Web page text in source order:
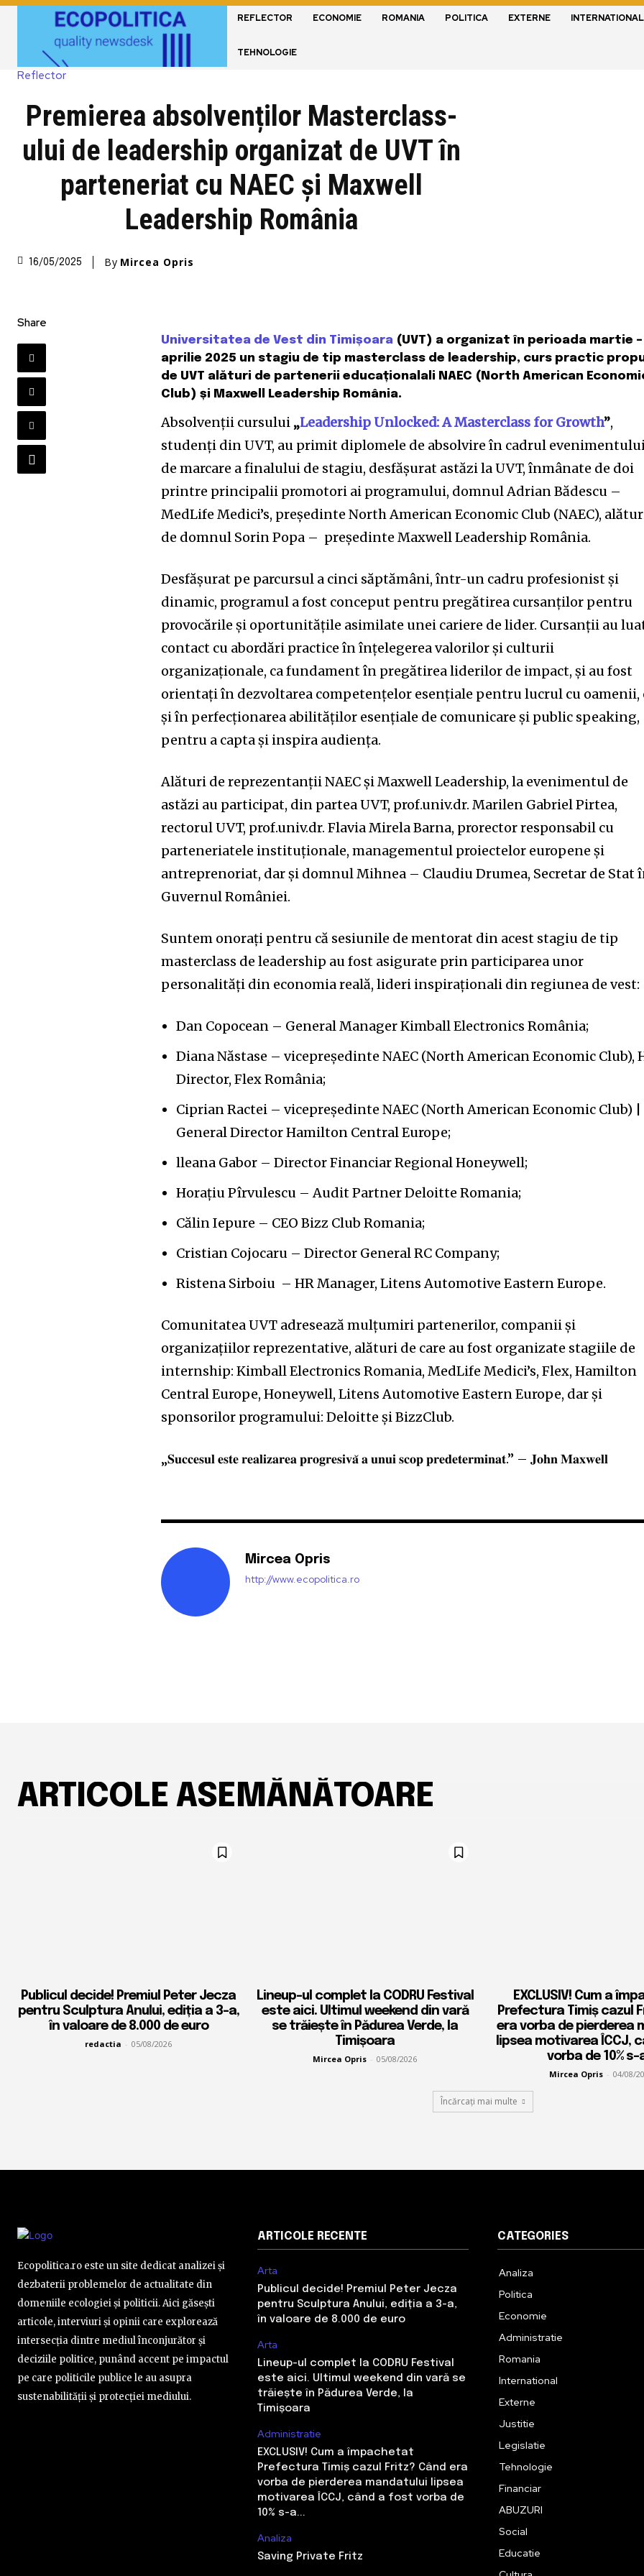
REFLECTOR ECONOMIE ROMANIA POLITICA EXTERNE INTERNATIONAL
TEHNOLOGIE
Reflector
Premierea absolvenților Masterclass-
ului de leadership organizat de UVT în
parteneriat cu NAEC și Maxwell
Leadership România
16/05/2025 By Mircea Opris
Share
Universitatea de Vest din Timișoara (UVT) a organizat în perioada martie –
aprilie 2025 un stagiu de tip masterclass de leadership, curs practic
de UVT alături de partenerii educaționalali NAEC (North American
Club) și Maxwell Leadership România.
Absolvenții cursului „Leadership Unlocked: A Masterclass for Growth”,
studenți din UVT, au primit diplomele de absolvire în cadrul
de marcare a finalului de stagiu, desfășurat astăzi la UVT, înmânate de doi
printre principalii promotori ai programului, domnul Adrian Bădescu –
MedLife Medici’s, președinte North American Economic Club (NAEC),
de domnul Sorin Popa – președinte Maxwell Leadership România.
Desfășurat pe parcursul a cinci săptămâni, într-un cadru profesionist și
dinamic, programul a fost conceput pentru pregătirea cursanților pentru
provocările și oportunitățile asimilate unei cariere de lider. Cursanții au
contact cu abordări practice în înțelegerea valorilor și culturii
organizaționale, ca fundament în pregătirea liderilor de impact, și au fost
orientați în dezvoltarea competențelor esențiale pentru lucrul cu oamenii,
și în perfecționarea abilităților esențiale de comunicare și public speaking,
pentru a capta și inspira audiența.
Alături de reprezentanții NAEC și Maxwell Leadership, la evenimentul de
astăzi au participat, din partea UVT, prof.univ.dr. Marilen Gabriel Pirtea,
rectorul UVT, prof.univ.dr. Flavia Mirela Barna, prorector responsabil cu
parteneriatele instituţionale, managementul proiectelor europene și
antreprenoriat, dar și domnul Mihnea – Claudiu Drumea, Secretar de Stat
Guvernul României.
Suntem onorați pentru că sesiunile de mentorat din acest stagiu de tip
masterclass de leadership au fost asigurate prin participarea unor
personalități din economia reală, lideri inspiraționali din regiunea de vest:
Dan Copocean – General Manager Kimball Electronics România;
Diana Năstase – vicepreședinte NAEC (North American Economic Club),
Director, Flex România;
Ciprian Ractei – vicepreședinte NAEC (North American Economic Club) |
General Director Hamilton Central Europe;
lleana Gabor – Director Financiar Regional Honeywell;
Horațiu Pîrvulescu – Audit Partner Deloitte Romania;
Călin Iepure – CEO Bizz Club Romania;
Cristian Cojocaru – Director General RC Company;
Ristena Sirboiu – HR Manager, Litens Automotive Eastern Europe.
Comunitatea UVT adresează mulțumiri partenerilor, companii și
organizațiilor reprezentative, alături de care au fost organizate stagiile de
internship: Kimball Electronics Romania, MedLife Medici’s, Flex, Hamilton
Central Europe, Honeywell, Litens Automotive Eastern Europe, dar și
sponsorilor programului: Deloitte și BizzClub.
„𝐒𝐮𝐜𝐜𝐞𝐬𝐮𝐥 𝐞𝐬𝐭𝐞 𝐫𝐞𝐚𝐥𝐢𝐳𝐚𝐫𝐞𝐚 𝐩𝐫𝐨𝐠𝐫𝐞𝐬𝐢𝐯𝐚̆ 𝐚 𝐮𝐧𝐮𝐢 𝐬𝐜𝐨𝐩 𝐩𝐫𝐞𝐝𝐞𝐭𝐞𝐫𝐦𝐢𝐧𝐚𝐭.” – 𝐉𝐨𝐡𝐧 𝐌𝐚𝐱𝐰𝐞𝐥𝐥
Mircea Opris
http://www.ecopolitica.ro
ARTICOLE ASEMĂNĂTOARE
Publicul decide! Premiul Peter Jecza
pentru Sculptura Anului, ediția a 3-a,
în valoare de 8.000 de euro
redactia - 05/08/2026
Lineup-ul complet la CODRU Festival
este aici. Ultimul weekend din vară
se trăiește în Pădurea Verde, la
Timișoara
Mircea Opris - 05/08/2026
EXCLUSIV! Cum a
Prefectura Timiș cazul
era vorba de pierderea
lipsea motivarea ÎCCJ,
vorba de 10% s-
Mircea Opris - 04/08/
Încărcați mai multe
Ecopolitica.ro este un site dedicat analizei și
dezbaterii problemelor de actualitate din
domeniile ecologiei și politicii. Aici găsești
articole, interviuri și opinii care explorează
intersecția dintre mediul înconjurător și
deciziile politice, punând accent pe impactul
pe care politicile publice le au asupra
sustenabilității și protecției mediului.
ARTICOLE RECENTE
Arta
Publicul decide! Premiul Peter Jecza
pentru Sculptura Anului, ediția a 3-a,
în valoare de 8.000 de euro
Arta
Lineup-ul complet la CODRU Festival
este aici. Ultimul weekend din vară se
trăiește în Pădurea Verde, la
Timișoara
Administratie
EXCLUSIV! Cum a împachetat
Prefectura Timiș cazul Fritz? Când era
vorba de pierderea mandatului lipsea
motivarea ÎCCJ, când a fost vorba de
10% s-a...
Analiza
Saving Private Fritz
CATEGORIES
Analiza
Politica
Economie
Administratie
Romania
International
Externe
Justitie
Legislatie
Tehnologie
Financiar
ABUZURI
Social
Educatie